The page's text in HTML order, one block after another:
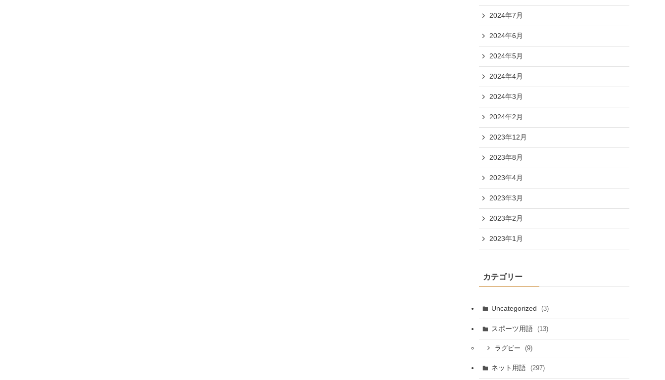
2024年7月
2024年6月
2024年5月
2024年4月
2024年3月
2024年2月
2023年12月
2023年8月
2023年4月
2023年3月
2023年2月
2023年1月
カテゴリー
Uncategorized (3)
スポーツ用語 (13)
ラグビー (9)
ネット用語 (297)